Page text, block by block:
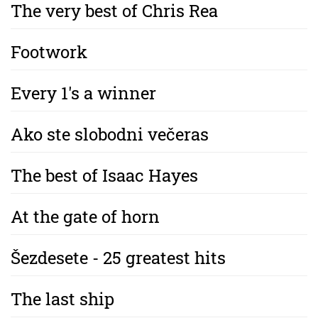
The very best of Chris Rea
Footwork
Every 1's a winner
Ako ste slobodni večeras
The best of Isaac Hayes
At the gate of horn
Šezdesete - 25 greatest hits
The last ship